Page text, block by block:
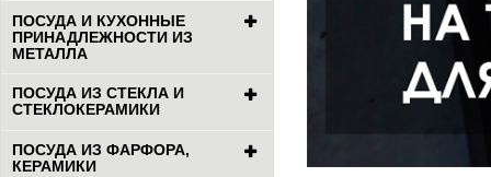
ПОСУДА И КУХОННЫЕ
ПРИНАДЛЕЖНОСТИ ИЗ
МЕТАЛЛА
ПОСУДА ИЗ СТЕКЛА И
СТЕКЛОКЕРАМИКИ
ПОСУДА ИЗ ФАРФОРА,
КЕРАМИКИ